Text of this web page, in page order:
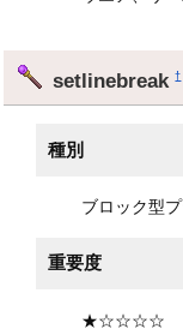
setlinebreak†
種別
ブロック型
重要度
★☆☆☆☆